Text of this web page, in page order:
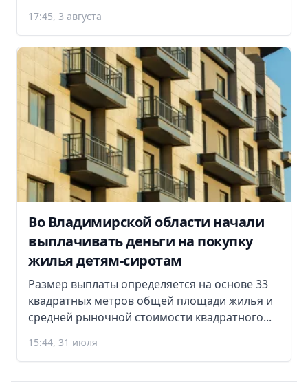
17:45, 3 августа
Во Владимирской области начали
выплачивать деньги на покупку
жилья детям-сиротам
Размер выплаты определяется на основе 33
квадратных метров общей площади жилья и
средней рыночной стоимости квадратного...
15:44, 31 июля